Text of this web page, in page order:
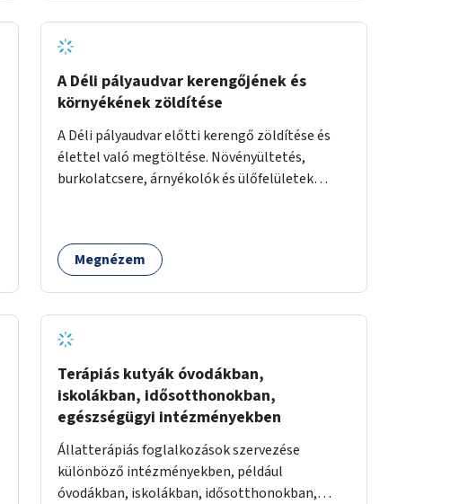
A Déli pályaudvar kerengőjének és
környékének zöldítése
A Déli pályaudvar előtti kerengő zöldítése és
élettel való megtöltése. Növényültetés,
burkolatcsere, árnyékolók és ülőfelületek
területek zöldfelületekkel való gazdagítása.
Megnézem
Terápiás kutyák óvodákban,
iskolákban, idősotthonokban,
egészségügyi intézményekben
Állatterápiás foglalkozások szervezése
különböző intézményekben, például
óvodákban, iskolákban, idősotthonokban,